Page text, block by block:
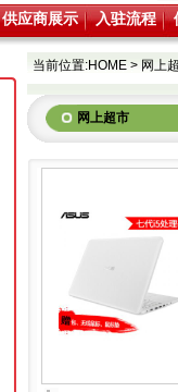
供应商展示 入驻流程
当前位置:HOME> 网上
网上超市